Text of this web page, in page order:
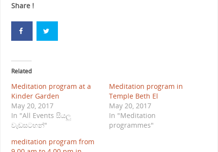
Share !
Related
Meditation program at a
Kinder Garden
May 20, 2017
In "All Events සියලු
වැඩසටහන්"
Meditation program in
Temple Beth El
May 20, 2017
In "Meditation
programmes"
meditation program from